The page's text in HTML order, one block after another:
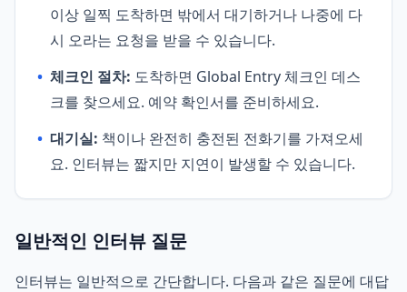
이상 일찍 도착하면 밖에서 대기하거나 나중에 다
시 오라는 요청을 받을 수 있습니다.
• 체크인 절차: 도착하면 Global Entry 체크인 데스
크를 찾으세요. 예약 확인서를 준비하세요.
• 대기실: 책이나 완전히 충전된 전화기를 가져오세
요. 인터뷰는 짧지만 지연이 발생할 수 있습니다.
일반적인 인터뷰 질문
인터뷰는 일반적으로 간단합니다. 다음과 같은 질문에 대답